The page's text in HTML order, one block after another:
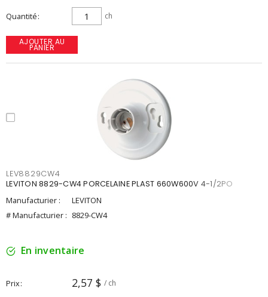
Quantité ch
AJOUTER AU
PANIER
LEV8829CW4
LEVITON 8829-CW4 PORCELAINE PLAST 660W600V 4-1/2PO
Manufacturier :
LEVITON
# Manufacturier : 8829-CW4
En inventaire
Prix 2,57 $ / ch